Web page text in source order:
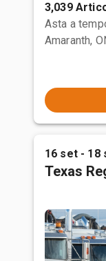
3,039
Asta a
Amaranth,
16 set - 18
Texas